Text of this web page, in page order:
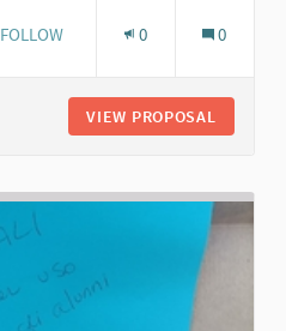
3 FOLLOWERS
FOLLOW 0 0
VIEW PROPOSAL